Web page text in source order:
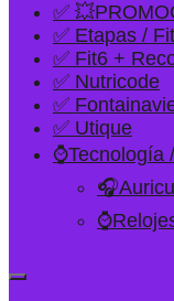
✅
✅ Etapas /
✅ Fit6 +
✅ Nutricode
✅
✅ Utique
⌚Tecnología